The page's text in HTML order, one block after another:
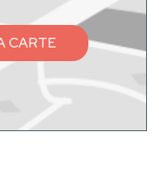
CARTE